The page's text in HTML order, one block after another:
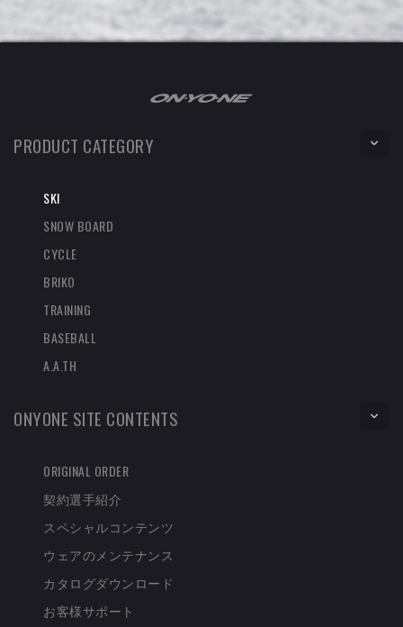
PRODUCT CATEGORY
SKI
SNOW BOARD
CYCLE
BRIKO
TRAINING
BASEBALL
A.A.TH
ONYONE SITE CONTENTS
ORIGINAL ORDER
契約選手紹介
スペシャルコンテンツ
ウェアのメンテナンス
カタログダウンロード
お客様サポート